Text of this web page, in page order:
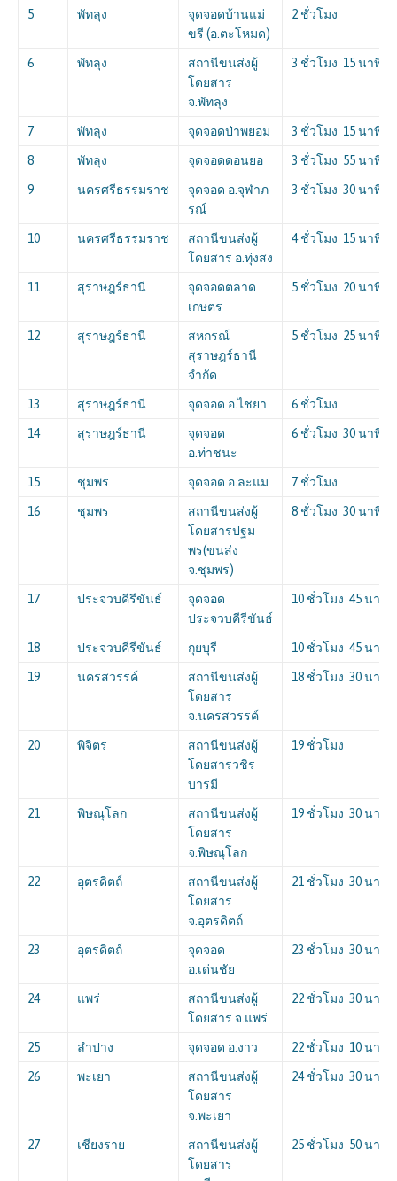
5 พัทลุง
จุดจอดบ้านแม่
ขรี (อ.ตะโหมด)
2 ชั่วโมง
6 พัทลุง
สถานีขนส่งผู้
โดยสาร
จ.พัทลุง
3 ชั่วโมง 15 นาที
7 พัทลุง จุดจอดป่าพยอม 3 ชั่วโมง 15 นาที
8 พัทลุง จุดจอดดอนยอ 3 ชั่วโมง 55 นาที
9 นครศรีธรรมราช
จุดจอด อ.จุฬาภ
รณ์
3 ชั่วโมง 30 นาที
10 นครศรีธรรมราช
สถานีขนส่งผู้
โดยสาร อ.ทุ่งสง
4 ชั่วโมง 15 นาที
11 สุราษฎร์ธานี
จุดจอดตลาด
เกษตร
5 ชั่วโมง 20 นาที
12 สุราษฎร์ธานี
สหกรณ์
สุราษฎร์ธานี
จำกัด
5 ชั่วโมง 25 นาที
13 สุราษฎร์ธานี จุดจอด อ.ไชยา 6 ชั่วโมง
14 สุราษฎร์ธานี
จุดจอด
อ.ท่าชนะ
6 ชั่วโมง 30 นาที
15 ชุมพร จุดจอด อ.ละแม 7 ชั่วโมง
16 ชุมพร
สถานีขนส่งผู้
โดยสารปฐม
พร(ขนส่ง
จ.ชุมพร)
8 ชั่วโมง 30 นาที
17 ประจวบคีรีขันธ์
จุดจอด
ประจวบคีรีขันธ์
10 ชั่วโมง 45 นาที
18 ประจวบคีรีขันธ์ กุยบุรี 10 ชั่วโมง 45 นาที
19 นครสวรรค์
สถานีขนส่งผู้
โดยสาร
จ.นครสวรรค์
18 ชั่วโมง 30 นาที
20 พิจิตร
สถานีขนส่งผู้
โดยสารวชิร
บารมี
19 ชั่วโมง
21 พิษณุโลก
สถานีขนส่งผู้
โดยสาร
จ.พิษณุโลก
19 ชั่วโมง 30 นาที
22 อุตรดิตถ์
สถานีขนส่งผู้
โดยสาร
จ.อุตรดิตถ์
21 ชั่วโมง 30 นาที
23 อุตรดิตถ์
จุดจอด
อ.เด่นชัย
23 ชั่วโมง 30 นาที
24 แพร่
สถานีขนส่งผู้
โดยสาร จ.แพร่
22 ชั่วโมง 30 นาที
25 ลำปาง จุดจอด อ.งาว 22 ชั่วโมง 10 นาที
26 พะเยา
สถานีขนส่งผู้
โดยสาร
จ.พะเยา
24 ชั่วโมง 30 นาที
27 เชียงราย
สถานีขนส่งผู้
โดยสาร
25 ชั่วโมง 50 นาที